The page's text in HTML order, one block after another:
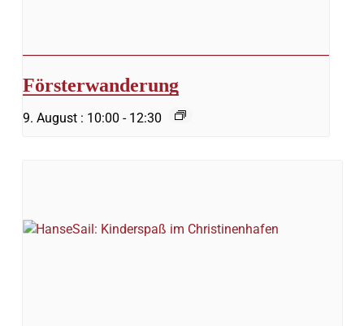
Försterwanderung
9. August : 10:00 - 12:30